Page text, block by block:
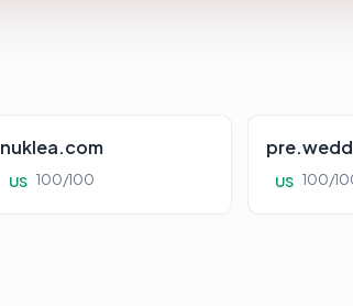
nuklea.com
US 100/100 US 100/